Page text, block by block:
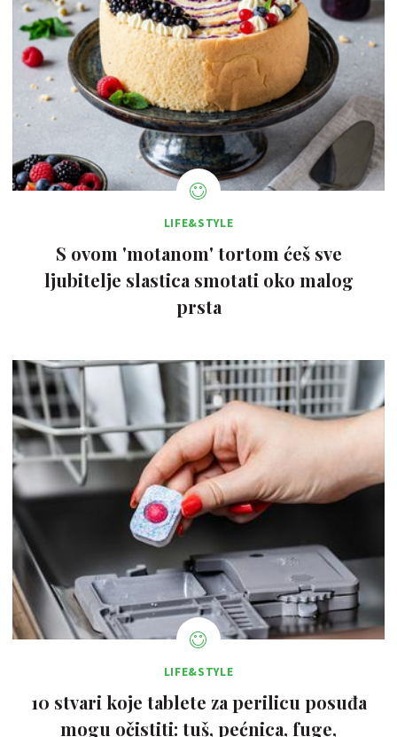
LIFE&STYLE
S ovom 'motanom' tortom ćeš sve
ljubitelje slastica smotati oko malog
prsta
LIFE&STYLE
10 stvari koje tablete za perilicu posuđa
mogu očistiti: tuš, pećnica, fuge,